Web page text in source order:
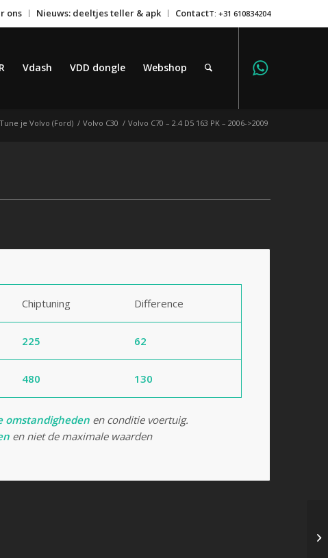
ons Nieuws: deeltjes teller & apk ContactT: +31 610834204
Vdash VDD dongle Webshop
Tune je Volvo (Ford) / Volvo C30 / Volvo C70 – 2.4 D5 163 PK – 2006->2009
Chiptuning Difference
225 62
480 130
omstandighedenen conditie voertuig.
en niet de maximale waarden